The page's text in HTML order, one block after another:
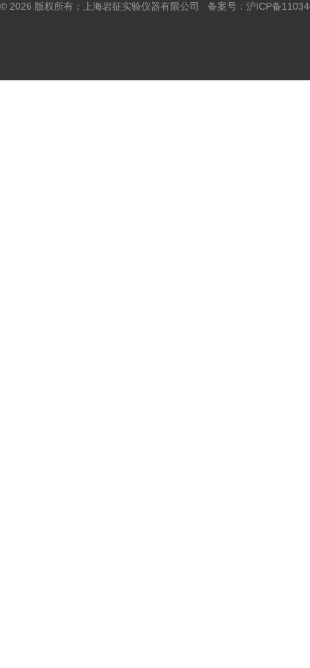
© 2026 版权所有：上海岩征实验仪器有限公司 备案号： 沪ICP备